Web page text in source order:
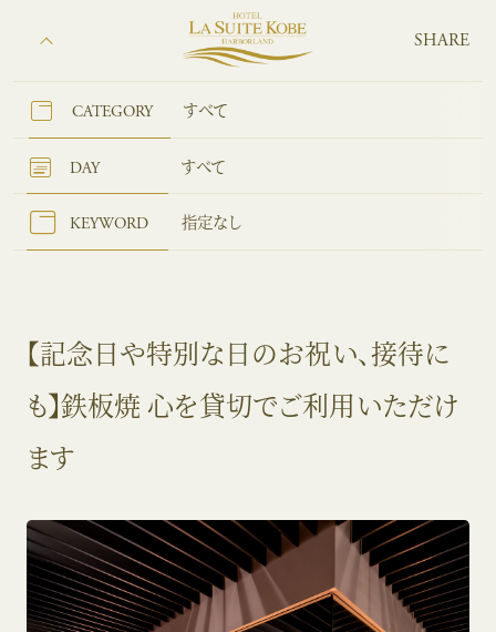
SHARE
CATEGORY すべて
DAY すべて
KEYWORD 指定なし
【記念日や特別な日のお祝い、接待に
も】鉄板焼 心を貸切でご利用いただけ
ます